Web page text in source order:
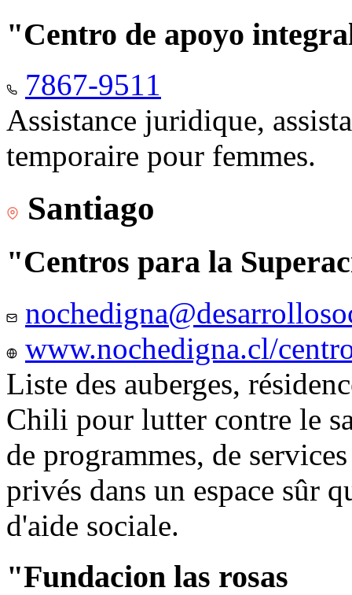
"Centro de apoyo
7867-9511
Assistance juridique,
temporaire pour femmes.
Santiago
"Centros para la
www.nochedigna.cl/
Liste des auberges,
Chili pour lutter contre le
de programmes, de
privés dans un espace sûr
d'aide sociale.
"Fundacion las rosas